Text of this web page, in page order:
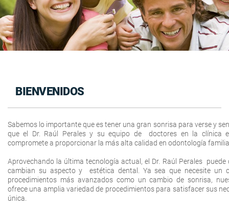
BIENVENIDOS
Sabemos lo importante que es tener una gran sonrisa para verse y
que el Dr. Raúl Perales y su equipo de doctores en la clínica
compromete a proporcionar la más alta calidad en odontología
Aprovechando la última tecnología actual, el Dr. Raúl Perales puede
cambian su aspecto y estética dental. Ya sea que necesite un
procedimientos más avanzados como un cambio de sonrisa,
ofrece una amplia variedad de procedimientos para satisfacer sus
única.